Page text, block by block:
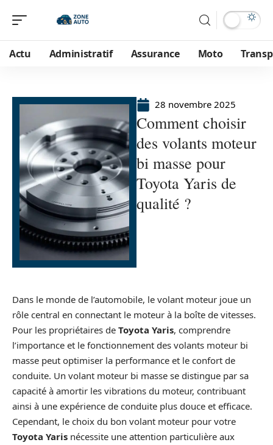
Actu Administratif Assurance Moto
28 novembre 2025
Comment choisir
des volants moteur
bi masse pour
Toyota Yaris de
qualité ?
Dans le monde de l’automobile, le volant moteur joue un
rôle central en connectant le moteur à la boîte de vitesses.
Pour les propriétaires de Toyota Yaris, comprendre
l’importance et le fonctionnement des volants moteur bi
masse peut optimiser la performance et le confort de
conduite. Un volant moteur bi masse se distingue par sa
capacité à amortir les vibrations du moteur, contribuant
ainsi à une expérience de conduite plus douce et efficace.
Cependant, le choix du bon volant moteur pour votre
Toyota Yaris nécessite une attention particulière aux